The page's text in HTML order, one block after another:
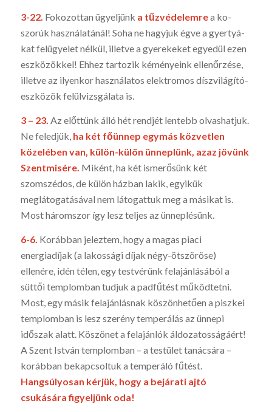
3-22. Fokozottan ügyeljünk a tűzvédelemrea ko­
szorúk használatánál! Soha ne hagyjuk égve a gyertyá­
kat felügyelet nélkül, illetve a gyerekeket egyedül ezen
eszközökkel! Ehhez tartozik kéményeink ellenőrzése,
illetve az ilyenkor használatos elektromos díszvilágító-
eszközök felülvizsgálata is.
3 – 23. Az előttünk álló hét rendjét lentebb olvashatjuk.
Ne feledjük, ha két főünnep egymás közvetlen
közelében van, külön-külön ünneplünk, azaz jövünk
Szentmisére. Miként, ha két ismerősünk két
szomszédos, de külön házban lakik, egyikük
meglátogatásával nem látogattuk meg a másikat is.
Most háromszor így lesz teljes az ünneplésünk.
6-6. Korábban jeleztem, hogy a magas piaci
energiadíjak (a lakossági díjak négy-ötszöröse)
ellenére, idén té­len, egy testvérünk felajánlásából a
süttői templomban tudjuk a padfűtést működtetni.
Most, egy másik fel­ajánlásnak köszönhetően a piszkei
templomban is lesz szerény temperálás az ünnepi
időszak alatt. Köszönet a felajánlók áldozatosságáért!
A Szent István templomban – a testület tanácsára –
korábban bekapcsoltuk a temperáló fűtést.
Hangsúlyosan kérjük, hogy a bejárati ajtó
csukására figyeljünk oda!